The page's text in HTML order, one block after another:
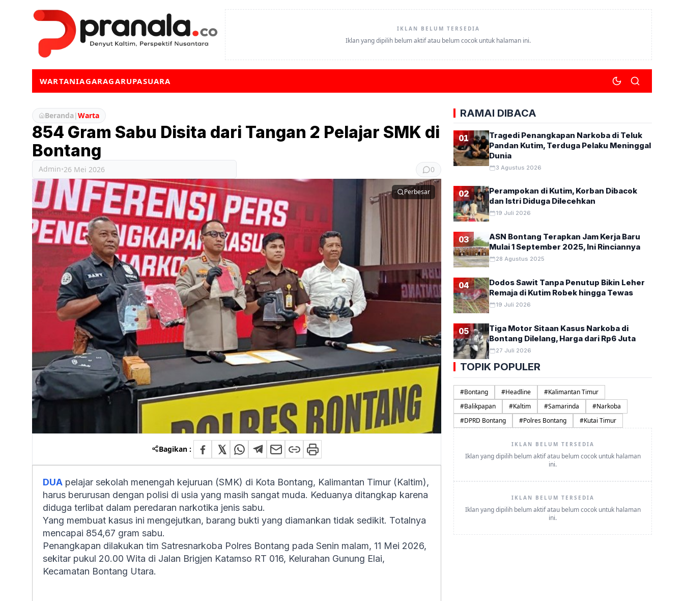
IKLAN BELUM TERSEDIA
Iklan yang dipilih belum aktif atau belum cocok untuk halaman ini.
WARTANIAGARAGARUPASUARA
Beranda|Warta
854 Gram Sabu Disita dari Tangan 2 Pelajar SMK di
Bontang
Admin•26 Mei 2026 0
Perbesar
Bagikan :
DUA pelajar sekolah menengah kejuruan (SMK) di Kota Bontang, Kalimantan Timur (Kaltim),
harus berurusan dengan polisi di usia yang masih sangat muda. Keduanya ditangkap karena
diduga terlibat dalam peredaran narkotika jenis sabu.
Yang membuat kasus ini mengejutkan, barang bukti yang diamankan tidak sedikit. Totalnya
mencapai 854,67 gram sabu.
Penangkapan dilakukan tim Satresnarkoba Polres Bontang pada Senin malam, 11 Mei 2026,
sekitar pukul 20.00 Wita di Jalan Brigjen Katamso RT 016, Kelurahan Gunung Elai,
Kecamatan Bontang Utara.
RAMAI DIBACA
01
Tragedi Penangkapan Narkoba di Teluk
Pandan Kutim, Terduga Pelaku Meninggal
Dunia
3 Agustus 2026
02
Perampokan di Kutim, Korban Dibacok
dan Istri Diduga Dilecehkan
19 Juli 2026
03
ASN Bontang Terapkan Jam Kerja Baru
Mulai 1 September 2025, Ini Rinciannya
28 Agustus 2025
04
Dodos Sawit Tanpa Penutup Bikin Leher
Remaja di Kutim Robek hingga Tewas
19 Juli 2026
05
Tiga Motor Sitaan Kasus Narkoba di
Bontang Dilelang, Harga dari Rp6 Juta
27 Juli 2026
TOPIK POPULER
#Bontang #Headline #Kalimantan Timur
#Balikpapan #Kaltim #Samarinda #Narkoba
#DPRD Bontang #Polres Bontang #Kutai Timur
IKLAN BELUM TERSEDIA
Iklan yang dipilih belum aktif atau belum cocok untuk halaman
ini.
IKLAN BELUM TERSEDIA
Iklan yang dipilih belum aktif atau belum cocok untuk halaman
ini.